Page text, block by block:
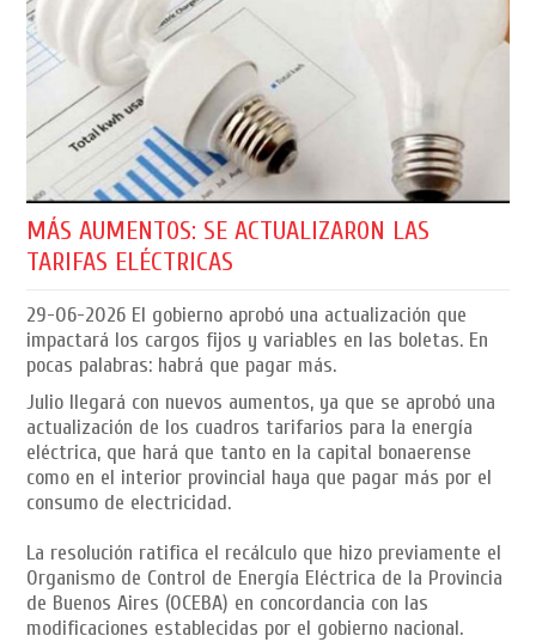
MÁS AUMENTOS: SE ACTUALIZARON LAS
TARIFAS ELÉCTRICAS
29-06-2026 El gobierno aprobó una actualización que
impactará los cargos fijos y variables en las boletas. En
pocas palabras: habrá que pagar más.
Julio llegará con nuevos aumentos, ya que se aprobó una
actualización de los cuadros tarifarios para la energía
eléctrica, que hará que tanto en la capital bonaerense
como en el interior provincial haya que pagar más por el
consumo de electricidad.
La resolución ratifica el recálculo que hizo previamente el
Organismo de Control de Energía Eléctrica de la Provincia
de Buenos Aires (OCEBA) en concordancia con las
modificaciones establecidas por el gobierno nacional.